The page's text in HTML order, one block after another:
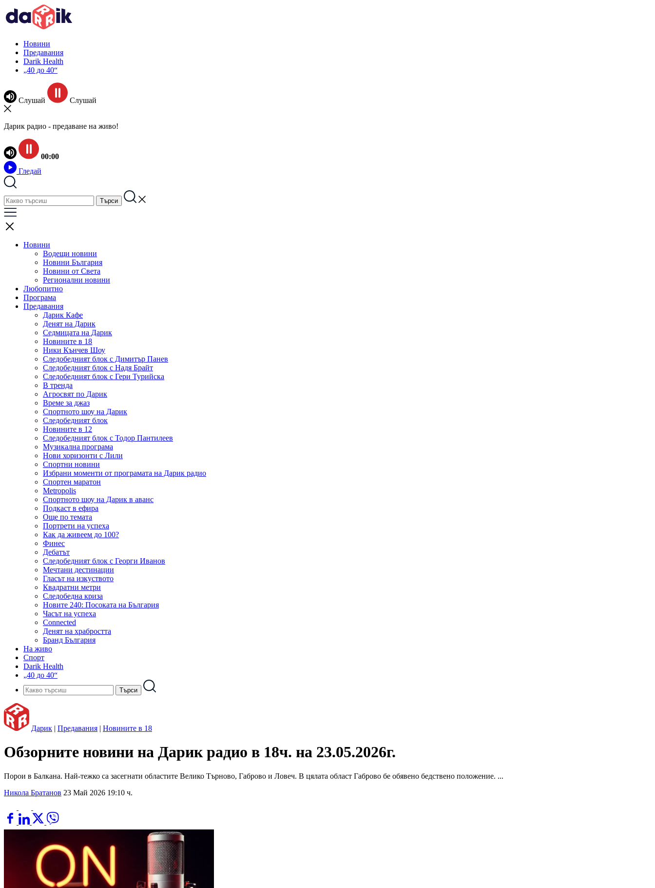
Новини
Предавания
Darik Health
„40 до 40“
Слушай Слушай
Дарик радио - предаване на живо!
00:00
Гледай
Новини
Водещи новини
Новини България
Новини от Света
Регионални новини
Любопитно
Програма
Предавания
Дарик Кафе
Денят на Дарик
Седмицата на Дарик
Новините в 18
Ники Кънчев Шоу
Следобедният блок с Димитър Панев
Следобедният блок с Надя Брайт
Следобедният блок с Гери Турийска
В тренда
Агросвят по Дарик
Време за джаз
Спортното шоу на Дарик
Следобедният блок
Новините в 12
Следобедният блок с Тодор Пантилеев
Музикална програма
Нови хоризонти с Лили
Спортни новини
Избрани моменти от програмата на Дарик радио
Спортен маратон
Metropolis
Спортното шоу на Дарик в аванс
Подкаст в ефира
Още по темата
Портрети на успеха
Как да живеем до 100?
Финес
Дебатът
Следобедният блок с Георги Иванов
Мечтани дестинации
Гласът на изкуството
Квадратни метри
Следобедна криза
Новите 240: Посоката на България
Часът на успеха
Connected
Денят на храбростта
Бранд България
На живо
Спорт
Darik Health
„40 до 40“
Дарик | Предавания | Новините в 18
Обзорните новини на Дарик радио в 18ч. на 23.05.2026г.
Порои в Балкана. Най-тежко са засегнати областите Велико Търново, Габрово и Ловеч. В цялата област Габрово бе обявено бедствено положение. ...
Никола Братанов 23 Май 2026 19:10 ч.